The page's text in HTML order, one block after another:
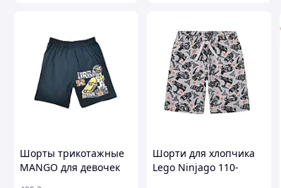
Мы – производители! Предлагаем широкий
индивидуальному заказу.
Похожие товары по характеристикам
Шорты трикотажные
MANGO для девочек
Шорти для хлопчика
Lego Ninjago 110-